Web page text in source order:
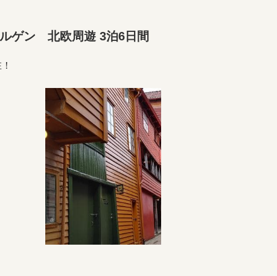
ルゲン 北欧周遊 3泊6日間